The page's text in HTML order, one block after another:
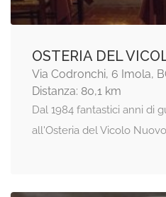
OSTERIA DEL
Via Codronchi, 6 Imola,
Distanza: 80,1 km
Dal 1984 fantastici anni di
all'Osteria del Vicolo